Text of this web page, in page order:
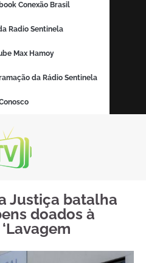
Conexão Brasil
Radio Sentinela
Max Hamoy
da Rádio Sentinela
Justiça batalha
doados à